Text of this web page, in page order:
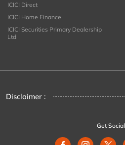
ICICI Direct
ICICI Home Finance
ICICI Securities Primary Dealership
Ltd
Disclaimer :
Get Social